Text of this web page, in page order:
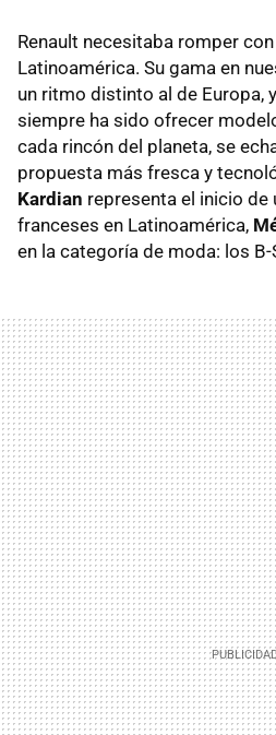
Renault necesitaba romper
Latinoamérica. Su gama en
un ritmo distinto al de Europa,
siempre ha sido ofrecer
cada rincón del planeta, se
propuesta más fresca y
Kardian representa el inicio de
franceses en Latinoamérica,
en la categoría de moda: los B-